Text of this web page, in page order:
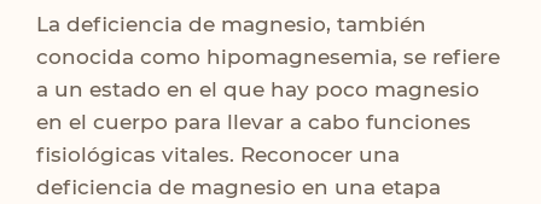
La deficiencia de magnesio, también
conocida como hipomagnesemia, se refiere
a un estado en el que hay poco magnesio
en el cuerpo para llevar a cabo funciones
fisiológicas vitales. Reconocer una
deficiencia de magnesio en una etapa